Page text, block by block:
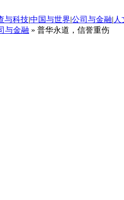
与科技|中国与世界|公司与金融| 人
与金融 » 普华永道，信誉重伤